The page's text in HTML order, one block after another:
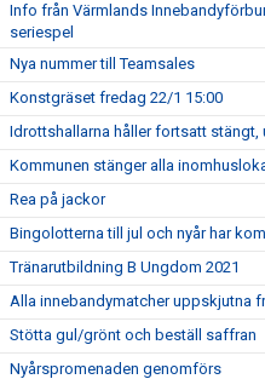
Info från Värmlands
seriespel
Nya nummer till Teamsales
Konstgräset fredag 22/1 15:00
Idrottshallarna håller fortsatt stängt,
Kommunen stänger alla
Rea på jackor
Bingolotterna till jul och nyår har
Tränarutbildning B Ungdom 2021
Alla innebandymatcher uppskjutna
Stötta gul/grönt och beställ saffran
Nyårspromenaden genomförs